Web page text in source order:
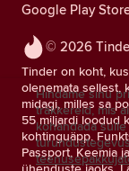
© 2026
Tinder on koht,
olenemata sellest,
midagi, milles sa
55 miljardi loodud
kohtinguäpp.
Passport, Keemia
Google Play
Hindame sinu
träkkereid, mis
kohandada